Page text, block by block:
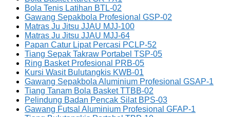
Bola Tenis Latihan BTL-02
Gawang Sepakbola Profesional GSP-02
Matras Ju Jitsu JJAU MJJ-100
Matras Ju Jitsu JJAU MJJ-64
Papan Catur Lipat Percasi PCLP-52
Tiang Sepak Takraw Portabel TSP-05
Ring Basket Profesional PRB-05
Kursi Wasit Bulutangkis KWB-01
Gawang Sepakbola Aluminium Profesional GSAP-1
Tiang Tanam Bola Basket TTBB-02
Pelindung Badan Pencak Silat BPS-03
Gawang Futsal Aluminium Profesional GFAP-1